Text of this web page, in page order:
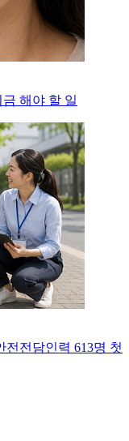
해야 할 일
전담인력 613명 첫